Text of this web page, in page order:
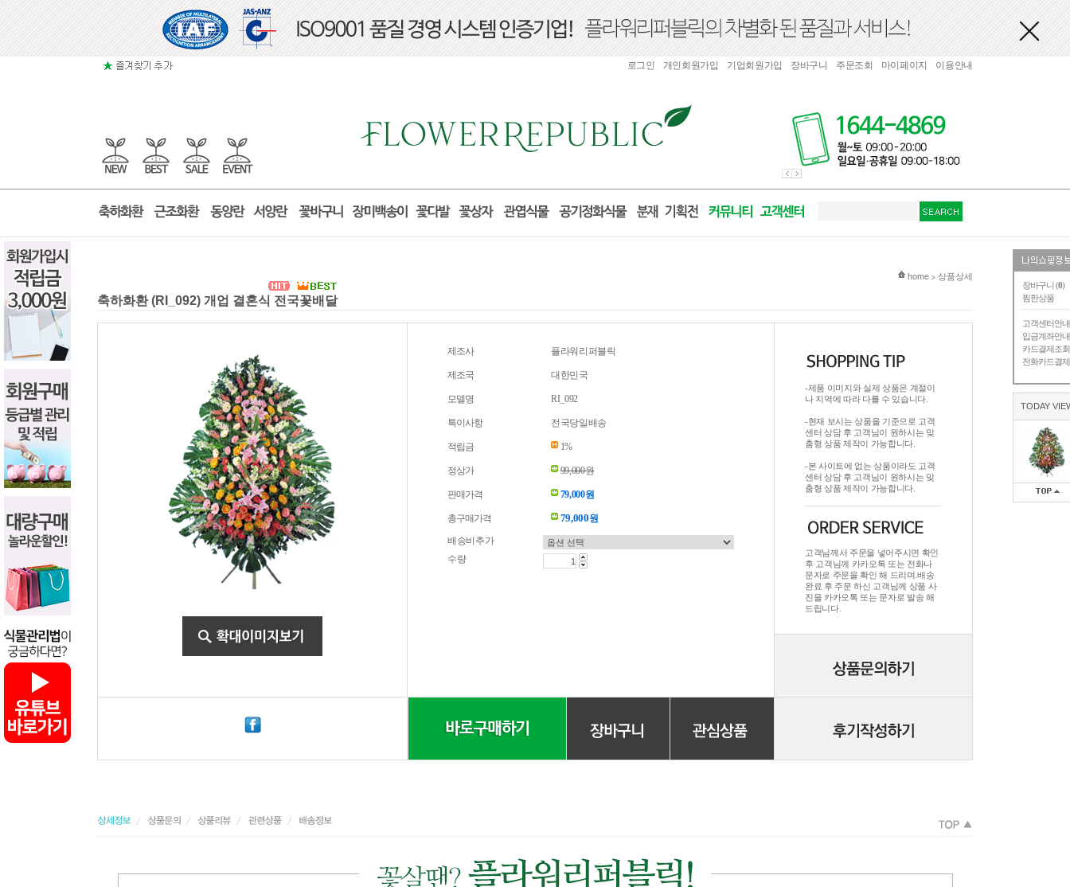
장바구니 (0)
찜한상품
고객센터안내
입금계좌안내
카드결제조회
전화카드결제
TODAY
로그인 개인회원가입 기업회원가입 장바구니 주문조회 마이페이지 이용안내
현재 위치
home > 상품상세
축하화환 (RI_092) 개업 결혼식 전국꽃배달
제조사 플라워리퍼블릭
제조국 대한민국
모델명 RI_092
특이사항 전국당일배송
적립금 1%
정상가 99,000원
판매가격 79,000원
총구매가격 79,000원
배송비추가
수량
-제품 이미지와 실제 상품은 계절이
나 지역에 따라 다를 수 있습니다.
-현재 보시는 상품을 기준으로 고객
센터 상담 후 고객님이 원하시는 맞
춤형 상품 제작이 가능합니다.
-본 사이트에 없는 상품이라도 고객
센터 상담 후 고객님이 원하시는 맞
춤형 상품 제작이 가능합니다.
고객님께서 주문을 넣어주시면 확인
후 고객님께 카카오톡 또는 전화나
문자로 주문을 확인 해 드리며.배송
완료 후 주문 하신 고객님께 상품 사
진을 카카오톡 또는 문자로 발송 해
드립니다.